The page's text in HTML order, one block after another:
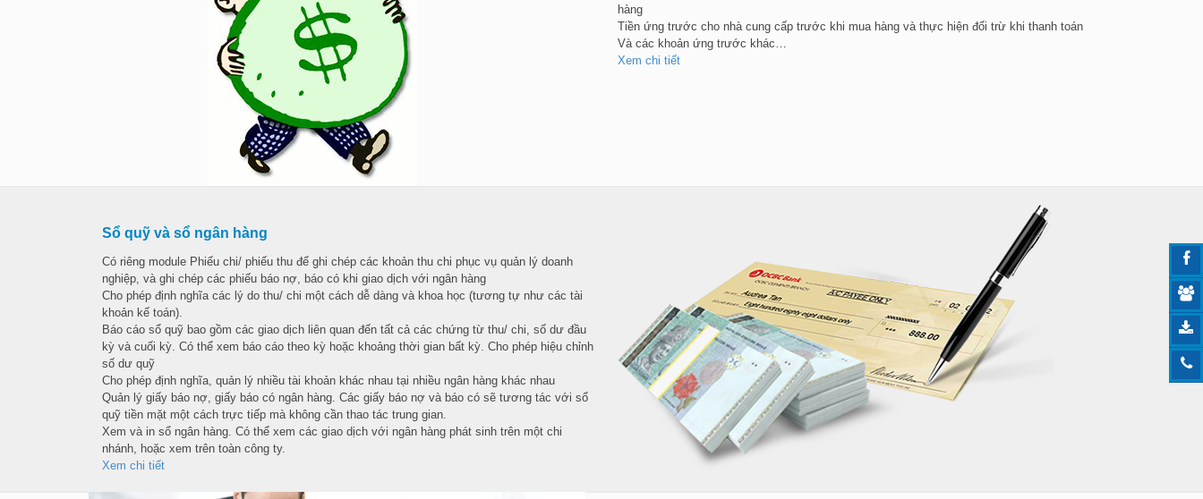
hàng
Tiền ứng trước cho nhà cung cấp trước khi mua hàng và thực hiện đối trừ khi thanh toán
Và các khoản ứng trước khác…
Xem chi tiết
Sổ quỹ và sổ ngân hàng
Có riêng module Phiếu chi/ phiếu thu để ghi chép các khoản thu chi phục vụ quản lý doanh
nghiệp, và ghi chép các phiếu báo nợ, báo có khi giao dịch với ngân hàng
Cho phép định nghĩa các lý do thu/ chi một cách dễ dàng và khoa học (tương tự như các tài
khoản kế toán).
Báo cáo sổ quỹ bao gồm các giao dịch liên quan đến tất cả các chứng từ thu/ chi, số dư đầu
kỳ và cuối kỳ. Có thể xem báo cáo theo kỳ hoặc khoảng thời gian bất kỳ. Cho phép hiệu chỉnh
số dư quỹ
Cho phép định nghĩa, quản lý nhiều tài khoản khác nhau tại nhiều ngân hàng khác nhau
Quản lý giấy báo nợ, giấy báo có ngân hàng. Các giấy báo nợ và báo có sẽ tương tác với sổ
quỹ tiền mặt một cách trực tiếp mà không cần thao tác trung gian.
Xem và in sổ ngân hàng. Có thể xem các giao dịch với ngân hàng phát sinh trên một chi
nhánh, hoặc xem trên toàn công ty.
Xem chi tiết